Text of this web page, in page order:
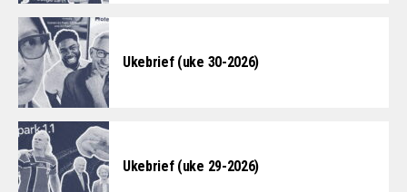
Ukebrief (uke 30-2026)
Ukebrief (uke 29-2026)